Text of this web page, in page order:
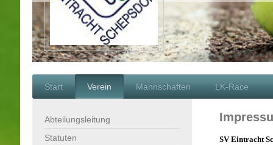
Start Verein Mannschaften LK-Race
SV Eintracht
Abteilungsleitung
Statuten